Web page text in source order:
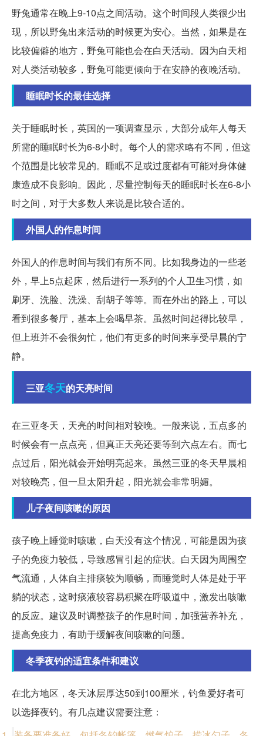
野兔通常在晚上9-10点之间活动。这个时间段人类很少出
现，所以野兔出来活动的时候更为安心。当然，如果是在
比较偏僻的地方，野兔可能也会在白天活动。因为白天相
对人类活动较多，野兔可能更倾向于在安静的夜晚活动。
睡眠时长的最佳选择
关于睡眠时长，英国的一项调查显示，大部分成年人每天
所需的睡眠时长为6-8小时。每个人的需求略有不同，但这
个范围是比较常见的。睡眠不足或过度都有可能对身体健
康造成不良影响。因此，尽量控制每天的睡眠时长在6-8小
时之间，对于大多数人来说是比较合适的。
外国人的作息时间
外国人的作息时间与我们有所不同。比如我身边的一些老
外，早上5点起床，然后进行一系列的个人卫生习惯，如
刷牙、洗脸、洗澡、刮胡子等等。而在外出的路上，可以
看到很多餐厅，基本上会喝早茶。虽然时间起得比较早，
但上班并不会很匆忙，他们有更多的时间来享受早晨的宁
静。
三亚冬天的天亮时间
在三亚冬天，天亮的时间相对较晚。一般来说，五点多的
时候会有一点点亮，但真正天亮还要等到六点左右。而七
点过后，阳光就会开始明亮起来。虽然三亚的冬天早晨相
对较晚亮，但一旦太阳升起，阳光就会非常明媚。
儿子夜间咳嗽的原因
孩子晚上睡觉时咳嗽，白天没有这个情况，可能是因为孩
子的免疫力较低，导致感冒引起的症状。白天因为周围空
气流通，人体自主排痰较为顺畅，而睡觉时人体是处于平
躺的状态，这时痰液较容易积聚在呼吸道中，激发出咳嗽
的反应。建议及时调整孩子的作息时间，加强营养补充，
提高免疫力，有助于缓解夜间咳嗽的问题。
冬季夜钓的适宜条件和建议
在北方地区，冬天冰层厚达50到100厘米，钓鱼爱好者可
以选择夜钓。有几点建议需要注意：